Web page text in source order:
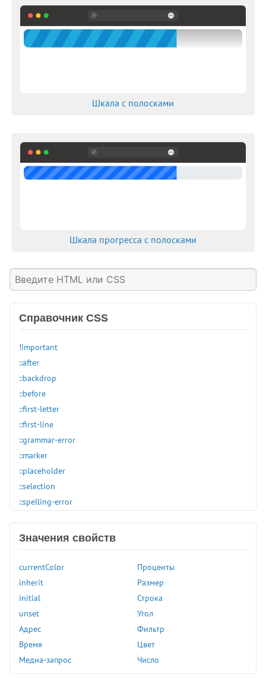
Шкала с полосками
Шкала прогресса с полосками
Справочник CSS
!important
::after
::backdrop
::before
::first-letter
::first-line
::grammar-error
::marker
::placeholder
::selection
::spelling-error
:any-link
:autofill
:blank
:buffering
:checked
:default
:defined
:dir
:disabled
:empty
Значения свойств
currentColor
inherit
initial
unset
Адрес
Время
Медиа-запрос
Проценты
Размер
Строка
Угол
Фильтр
Цвет
Число
Функции
abs()